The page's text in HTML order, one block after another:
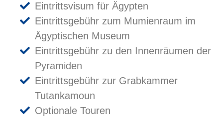
Eintrittsvisum für Ägypten
Eintrittsgebühr zum Mumienraum im
Ägyptischen Museum
Eintrittsgebühr zu den Innenräumen der
Pyramiden
Eintrittsgebühr zur Grabkammer
Tutankamoun
Optionale Touren